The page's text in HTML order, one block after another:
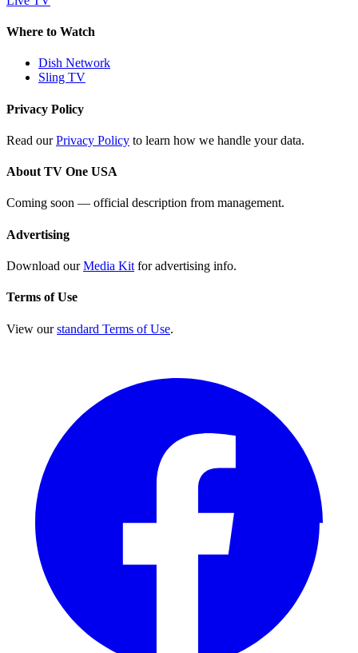
Where to Watch
Dish Network
Sling TV
Privacy Policy
Read ourPrivacy Policy to learn how we handle your data.
About TV One USA
Coming soon — official description from management.
Advertising
Download ourMedia Kit for advertising info.
Terms of Use
View ourstandard Terms of Use.